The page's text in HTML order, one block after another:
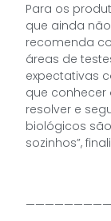
Para os
que ainda
recomenda
áreas de
expectativas
que conhecer
resolver e
biológicos
sozinhos”,